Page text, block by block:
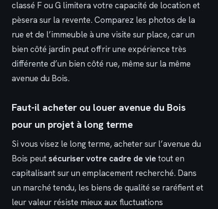
classé F ou G limitera votre capacité de location et
pèsera sur la revente. Comparez les photos de la
rue et de l’immeuble à une visite sur place, car un
bien côté jardin peut offrir une expérience très
différente d’un bien côté rue, même sur la même
avenue du Bois.
Faut-il acheter ou louer avenue du Bois
pour un projet à long terme
Si vous visez le long terme, acheter sur l’avenue du
Bois peutsécuriser votre cadre de vie tout en
capitalisant sur un emplacement recherché. Dans
un marché tendu, les biens de qualité se raréfient et
leur valeur résiste mieux aux fluctuations